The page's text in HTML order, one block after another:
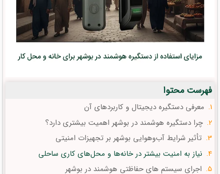
فهرست محتوا
معرفی دستگیره دیجیتال و کاربردهای آن
چرا دستگیره هوشمند در بوشهر اهمیت بیشتری دارد؟
تأثیر شرایط آب‌وهوایی بوشهر بر تجهیزات امنیتی
نیاز به امنیت بیشتر در خانه‌ها و محل‌های کاری ساحلی
اجرای سیستم های حفاظتی هوشمند در بوشهر